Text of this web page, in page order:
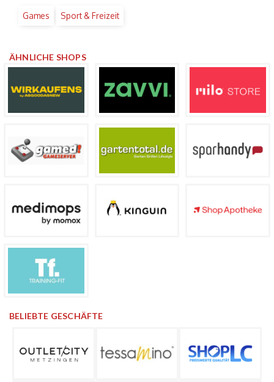
Games Sport & Freizeit
ÄHNLICHE SHOPS
BELIEBTE GESCHÄFTE